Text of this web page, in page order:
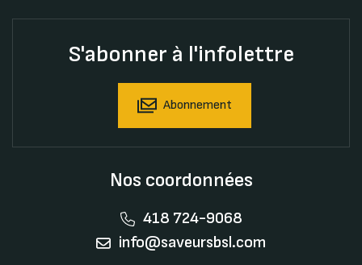
S'abonner à l'infolettre
Abonnement
Nos coordonnées
418 724-9068
info@saveursbsl.com